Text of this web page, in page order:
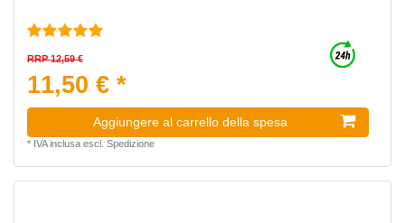
RRP 12,59 €
11,50 € *
Aggiungere al carrello della spesa
* IVA inclusaescl. Spedizione